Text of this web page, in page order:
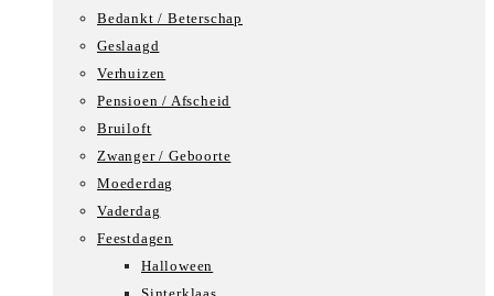
Bedankt / Beterschap
Geslaagd
Verhuizen
Pensioen / Afscheid
Bruiloft
Zwanger / Geboorte
Moederdag
Vaderdag
Feestdagen
Halloween